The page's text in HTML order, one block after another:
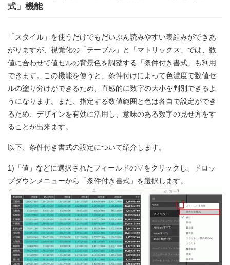
式」機能
「スタイル」を使うだけでもだいぶん読みやすい表組みができあ
がりますが、視覚化の「テーブル」と「マトリックス」では、数
値に合わせて値セルの背景色を調整する「条件付き書式」も利用
できます。この機能を使うと、条件付けによって色濃度で数値セ
ルの塗り分けができるため、直感的に数字の大小を判別できるよ
うになります。また、指定する数値範囲と色は各自で設定ができ
るため、デザインを有効に活用し、意味のある数字の見せ方をす
ることが出来ます。
以下、条件付き書式の設定について紹介します。
1)「値」などに選択されたフィールドの▽をクリックし、ドロッ
プダウンメニューから「条件付き書式」を選択します。